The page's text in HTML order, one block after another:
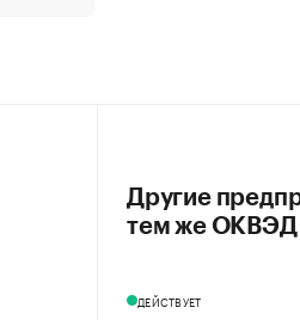
Другие
тем же ОКВЭД
ДЕЙСТВУЕТ